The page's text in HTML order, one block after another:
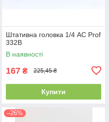
Штативна головка 1/4 AC Prof
332B
В наявності
167 ₴ 225,45 ₴
Купити
–26%